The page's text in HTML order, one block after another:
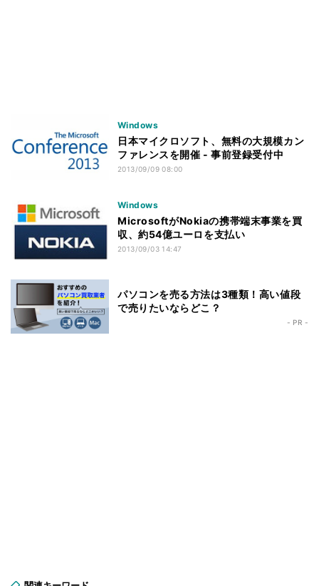
Windows
日本マイクロソフト、無料の大規模カン
ファレンスを開催 - 事前登録受付中
2013/09/09 08:00
Windows
MicrosoftがNokiaの携帯端末事業を買
収、約54億ユーロを支払い
2013/09/03 14:47
パソコンを売る方法は3種類！高い値段
で売りたいならどこ？
- PR -